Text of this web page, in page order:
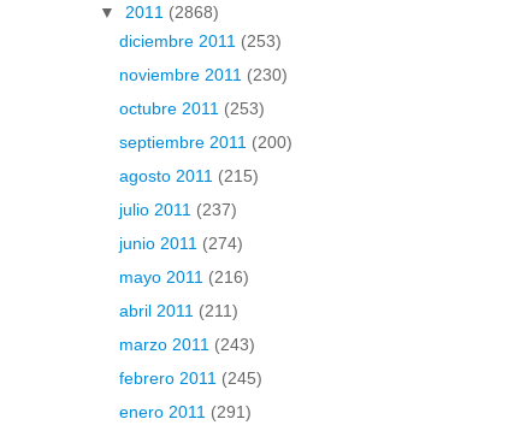
▼ 2011 (2868)
diciembre 2011 (253)
noviembre 2011 (230)
octubre 2011 (253)
septiembre 2011 (200)
agosto 2011 (215)
julio 2011 (237)
junio 2011 (274)
mayo 2011 (216)
abril 2011 (211)
marzo 2011 (243)
febrero 2011 (245)
enero 2011 (291)